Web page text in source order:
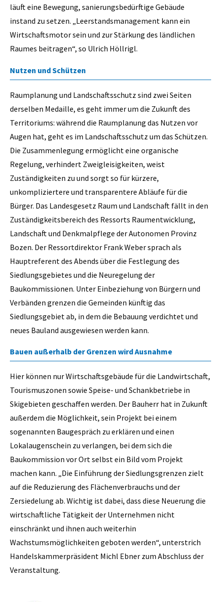
läuft eine Bewegung, sanierungsbedürftige Gebäude
instand zu setzen. „Leerstandsmanagement kann ein
Wirtschaftsmotor sein und zur Stärkung des ländlichen
Raumes beitragen“, so Ulrich Höllrigl.
Nutzen und Schützen
Raumplanung und Landschaftsschutz sind zwei Seiten
derselben Medaille, es geht immer um die Zukunft des
Territoriums: während die Raumplanung das Nutzen vor
Augen hat, geht es im Landschaftsschutz um das Schützen.
Die Zusammenlegung ermöglicht eine organische
Regelung, verhindert Zweigleisigkeiten, weist
Zuständigkeiten zu und sorgt so für kürzere,
unkompliziertere und transparentere Abläufe für die
Bürger. Das Landesgesetz Raum und Landschaft fällt in den
Zuständigkeitsbereich des Ressorts Raumentwicklung,
Landschaft und Denkmalpflege der Autonomen Provinz
Bozen. Der Ressortdirektor Frank Weber sprach als
Hauptreferent des Abends über die Festlegung des
Siedlungsgebietes und die Neuregelung der
Baukommissionen. Unter Einbeziehung von Bürgern und
Verbänden grenzen die Gemeinden künftig das
Siedlungsgebiet ab, in dem die Bebauung verdichtet und
neues Bauland ausgewiesen werden kann.
Bauen außerhalb der Grenzen wird Ausnahme
Hier können nur Wirtschaftsgebäude für die Landwirtschaft,
Tourismuszonen sowie Speise- und Schankbetriebe in
Skigebieten geschaffen werden. Der Bauherr hat in Zukunft
außerdem die Möglichkeit, sein Projekt bei einem
sogenannten Baugespräch zu erklären und einen
Lokalaugenschein zu verlangen, bei dem sich die
Baukommission vor Ort selbst ein Bild vom Projekt
machen kann. „Die Einführung der Siedlungsgrenzen zielt
auf die Reduzierung des Flächenverbrauchs und der
Zersiedelung ab. Wichtig ist dabei, dass diese Neuerung die
wirtschaftliche Tätigkeit der Unternehmen nicht
einschränkt und ihnen auch weiterhin
Wachstumsmöglichkeiten geboten werden“, unterstrich
Handelskammerpräsident Michl Ebner zum Abschluss der
Veranstaltung.